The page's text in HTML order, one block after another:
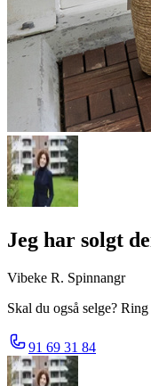
Jeg har solgt
Vibeke R. Spinnangr
Skal du også selge? Ring
91 69 31 84